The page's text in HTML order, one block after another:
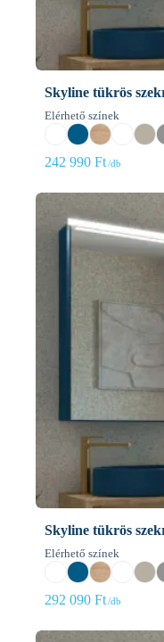
Skyline tükrös
Elérhető színek
242 990 Ft
Skyline tükrös
Elérhető színek
292 090 Ft